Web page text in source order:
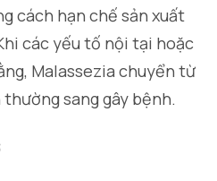
cách hạn chế sản xuất
các yếu tố nội tại hoặc
Malassezia chuyển từ
sang gây bệnh.